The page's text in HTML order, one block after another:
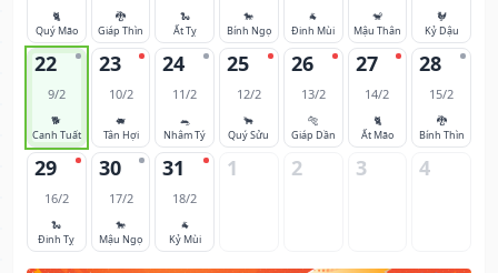
🐈
Quý Mão
🐉
Giáp Thìn
🐍
Ất Tỵ
🐎
Bính Ngọ
🐐
Đinh Mùi
🐒
Mậu Thân
🐓
Kỷ Dậu
22
9/2
🐕
Canh Tuất
23
10/2
🐖
Tân Hợi
24
11/2
🐀
Nhâm Tý
25
12/2
🐂
Quý Sửu
26
13/2
🐅
Giáp Dần
27
14/2
🐈
Ất Mão
28
15/2
🐉
Bính Thìn
29
16/2
🐍
Đinh Tỵ
30
17/2
🐎
Mậu Ngọ
31
18/2
🐐
Kỷ Mùi
1 2 3 4